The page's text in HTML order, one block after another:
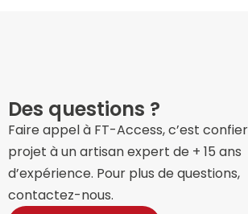
Des questions ?​
Faire appel à FT-Access, c’est
projet à un artisan expert de + 15 ans
d’expérience. Pour plus de questions,
contactez-nous.